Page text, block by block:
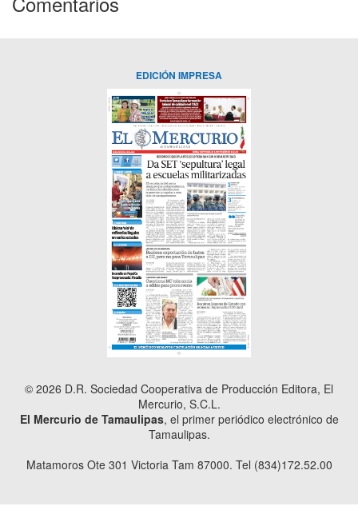
EDICIÓN IMPRESA
© 2026 D.R. Sociedad Cooperativa de Producción Editora, El
Mercurio, S.C.L.
El Mercurio de Tamaulipas, el primer periódico electrónico de
Tamaulipas.
Matamoros Ote 301 Victoria Tam 87000. Tel (834)172.52.00